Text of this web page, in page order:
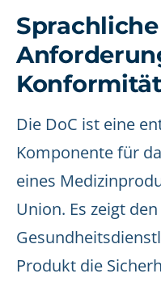
Sprachliche
Die DoC ist eine
Komponente für
eines
Union. Es zeigt
Produkt die